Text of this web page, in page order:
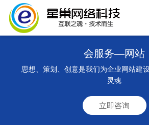
会服务—网站
思想、策划、创意是我们为企业网站建
灵魂
立即咨询